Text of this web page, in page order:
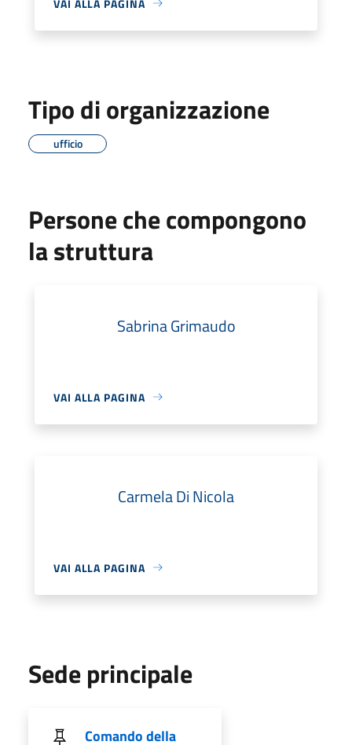
Tipo di organizzazione
ufficio
Persone che compongono
la struttura
Sabrina Grimaudo
VAI ALLA PAGINA
Carmela Di Nicola
VAI ALLA PAGINA
Sede principale
Comando della